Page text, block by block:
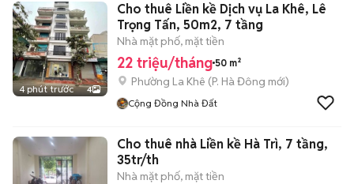
4 phút trước 4
Cho thuê Liền kề Dịch vụ La Khê, Lê
Trọng Tấn, 50m2, 7 tầng
Nhà mặt phố, mặt tiền
22 triệu/tháng 50 m²
Phường La Khê (P. Hà Đông mới)
Cộng Đồng Nhà Đất
Cho thuê nhà Liền kề Hà Trì, 7 tầng,
35tr/th
Nhà mặt phố, mặt tiền